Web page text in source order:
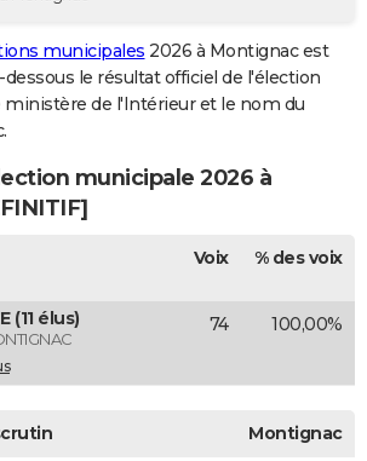
municipales 2026 à Montignac est
le résultat officiel de l'élection
de l'Intérieur et le nom du
municipale 2026 à
Voix % des voix
(11 élus) 74 100,00%
Montignac